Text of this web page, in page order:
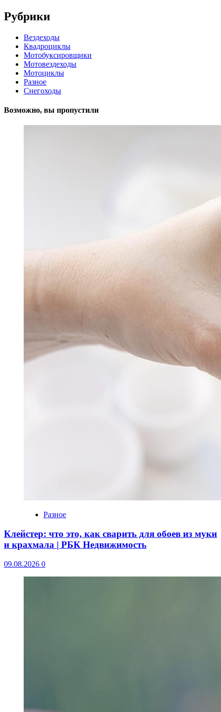
Рубрики
Вездеходы
Квадроциклы
Мотобуксировщики
Мотовездеходы
Мотоциклы
Разное
Снегоходы
Возможно, вы пропустили
Разное
Клейстер: что это, как сварить для обоев из муки
и крахмала | РБК Недвижимость
09.08.2026 0